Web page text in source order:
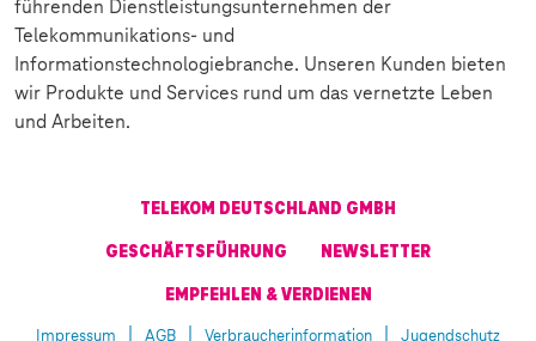
führenden Dienstleistungsunternehmen der
Telekommunikations- und
Informationstechnologiebranche. Unseren Kunden bieten
wir Produkte und Services rund um das vernetzte Leben
und Arbeiten.
TELEKOM DEUTSCHLAND GMBH
GESCHÄFTSFÜHRUNG NEWSLETTER
EMPFEHLEN & VERDIENEN
Impressum AGB Verbraucherinformation Jugendschutz